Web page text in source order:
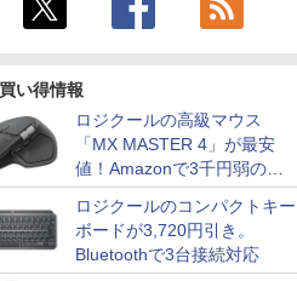
い得情報
ロジクールの高級マウス
「MX MASTER 4」が最安
値！Amazonで3千円弱の割
引
ロジクールのコンパクトキー
ボードが3,720円引き。
Bluetoothで3台接続対応